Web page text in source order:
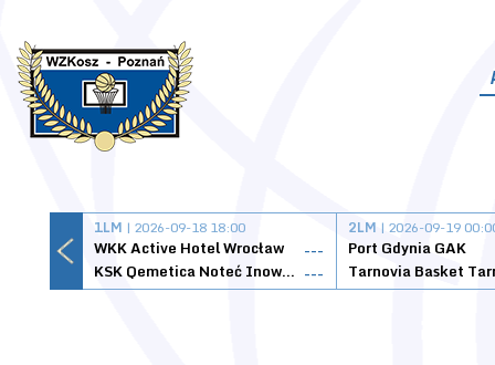
1LM | 2026-09-18 18:00
WKK Active Hotel Wrocław
---
KSK Qemetica Noteć Inowrocław ---
2LM | 2026-09-19
Port Gdynia GAK